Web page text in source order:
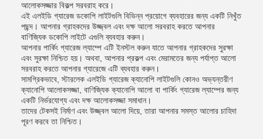
আলোকসজ্জার বিকল্প সরবরাহ করে।
এই এলইডি গ্যারেজ ডকোপি লাইটগুলি বিভিন্ন প্রয়োগে ব্যবহারের জন্য একটি নিখুঁত
পছন্দ। আপনার গ্রাহকদের উজ্জ্বল এবং দক্ষ আলো সরবরাহ করতে আপনার
বাণিজ্যিক ডকোপি লাইটে এগুলি ব্যবহার করুন।
আপনার পার্কিং গ্যারেজ ল্যাম্পে এটি ইনস্টল করুন যাতে আপনার গ্রাহকদের সুরক্ষা
এবং সুরক্ষা নিশ্চিত হয়। অথবা, আপনার প্রকল্প এবং মেরামতের জন্য পর্যাপ্ত আলো
সরবরাহ করতে আপনার গ্যারেজে এটি ব্যবহার করুন।
সামগ্রিকভাবে, স্টারলেক এলইডি গ্যারেজ ক্যানোপি লাইটগুলি কোনও অভ্যন্তরীণ
ক্যানোপি আলোকসজ্জা, বাণিজ্যিক ক্যানোপি আলো বা পার্কিং গ্যারেজ ল্যাম্পের জন্য
একটি নির্ভরযোগ্য এবং দক্ষ আলোকসজ্জা সমাধান।
তাদের টেকসই নির্মাণ এবং উজ্জ্বল আলো দিয়ে, তারা আপনার সমস্ত আলোর চাহিদা
পূরণ করবে তা নিশ্চিত।